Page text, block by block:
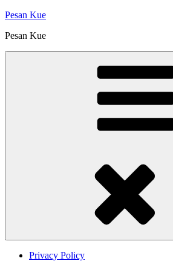
Skip
content
Pesan Kue
Pesan Kue
Privacy Policy